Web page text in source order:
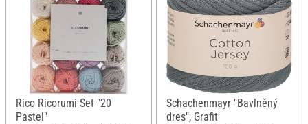
Rico Ricorumi Set "20
Pastel"
Schachenmayr "Bavlněný
dres", Grafit